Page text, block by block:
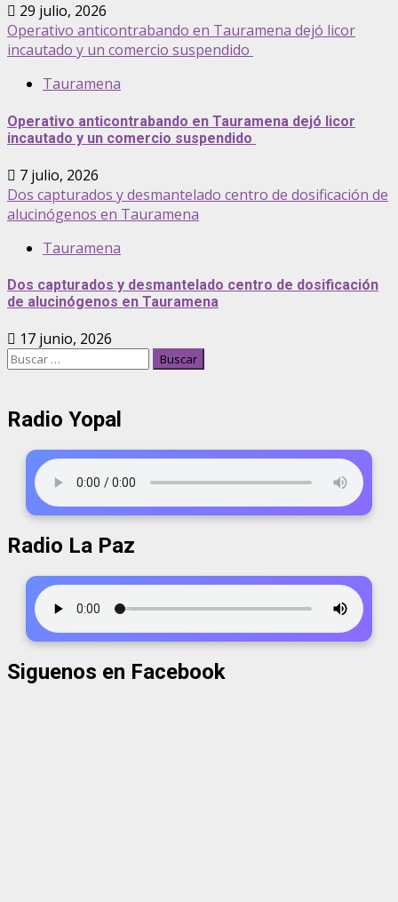
29 julio, 2026
Operativo anticontrabando en Tauramena dejó licor
incautado y un comercio suspendido
Tauramena
Operativo anticontrabando en Tauramena dejó licor
incautado y un comercio suspendido
7 julio, 2026
Dos capturados y desmantelado centro de dosificación de
alucinógenos en Tauramena
Tauramena
Dos capturados y desmantelado centro de dosificación
de alucinógenos en Tauramena
17 junio, 2026
Radio Yopal
Radio La Paz
Siguenos en Facebook